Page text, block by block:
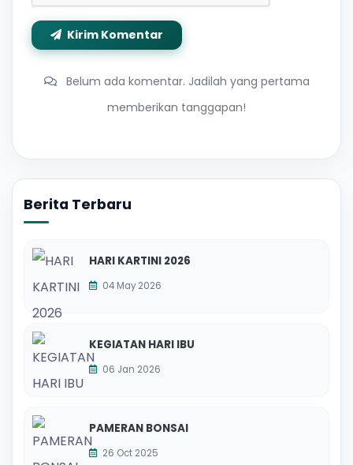
Kirim Komentar
Belum ada komentar. Jadilah yang pertama
memberikan tanggapan!
Berita Terbaru
HARI KARTINI 2026
04 May 2026
KEGIATAN HARI IBU
06 Jan 2026
PAMERAN BONSAI
26 Oct 2025